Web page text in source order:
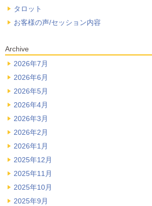
タロット
お客様の声/セッション内容
Archive
2026年7月
2026年6月
2026年5月
2026年4月
2026年3月
2026年2月
2026年1月
2025年12月
2025年11月
2025年10月
2025年9月